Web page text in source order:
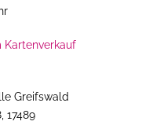
Kartenverkauf
Greifswald
17489